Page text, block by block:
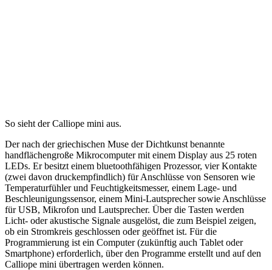
So sieht der Calliope mini aus.
Der nach der griechischen Muse der Dichtkunst benannte
handflächengroße Mikrocomputer mit einem Display aus 25 roten
LEDs. Er besitzt einem bluetoothfähigen Prozessor, vier Kontakte
(zwei davon druckempfindlich) für Anschlüsse von Sensoren wie
Temperaturfühler und Feuchtigkeitsmesser, einem Lage- und
Beschleunigungssensor, einem Mini-Lautsprecher sowie Anschlüsse
für USB, Mikrofon und Lautsprecher. Über die Tasten werden
Licht- oder akustische Signale ausgelöst, die zum Beispiel zeigen,
ob ein Stromkreis geschlossen oder geöffnet ist. Für die
Programmierung ist ein Computer (zukünftig auch Tablet oder
Smartphone) erforderlich, über den Programme erstellt und auf den
Calliope mini übertragen werden können.